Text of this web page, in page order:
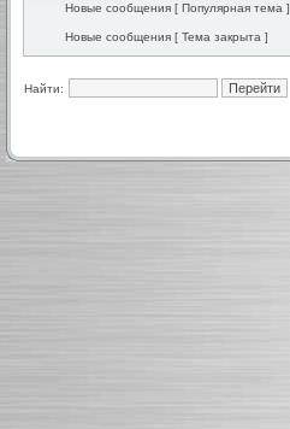
Новые сообщения [ Популярная тема ]
Новые сообщения [ Тема закрыта ]
Найти: